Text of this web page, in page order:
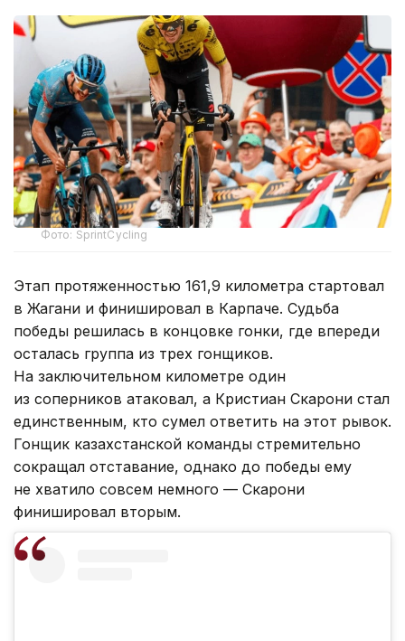
Фото: SprintCycling
Этап протяженностью 161,9 километра стартовал
в Жагани и финишировал в Карпаче. Судьба
победы решилась в концовке гонки, где впереди
осталась группа из трех гонщиков.
На заключительном километре один
из соперников атаковал, а Кристиан Скарони стал
единственным, кто сумел ответить на этот рывок.
Гонщик казахстанской команды стремительно
сокращал отставание, однако до победы ему
не хватило совсем немного — Скарони
финишировал вторым.